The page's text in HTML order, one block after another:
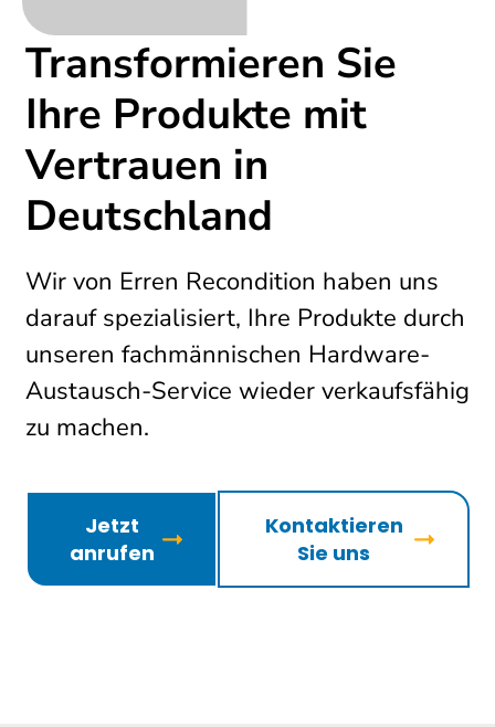
Transformieren Sie
Ihre Produkte mit
Vertrauen in
Deutschland
Wir von Erren Recondition haben uns
darauf spezialisiert, Ihre Produkte durch
unseren fachmännischen Hardware-
Austausch-Service wieder verkaufsfähig
zu machen.
Jetzt
anrufen
Kontaktieren
Sie uns